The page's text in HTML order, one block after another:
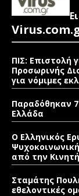
ΠΙΣ: Επιστολή
Προσωρινής
για νόμιμες
Παραδόθηκαν
Ελλάδα
Ο Ελληνικός
από την
Σταμάτης
εθελοντικές